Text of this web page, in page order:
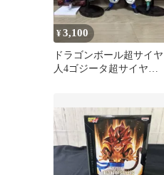
¥3,100
ドラゴンボール超サイヤ
人4ゴジータ超サイヤ人